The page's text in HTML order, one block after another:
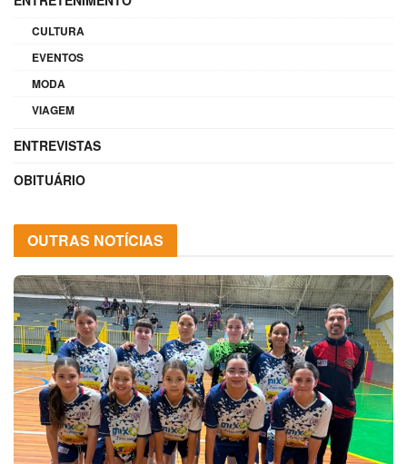
CULTURA
EVENTOS
MODA
VIAGEM
ENTREVISTAS
OBITUÁRIO
OUTRAS NOTÍCIAS